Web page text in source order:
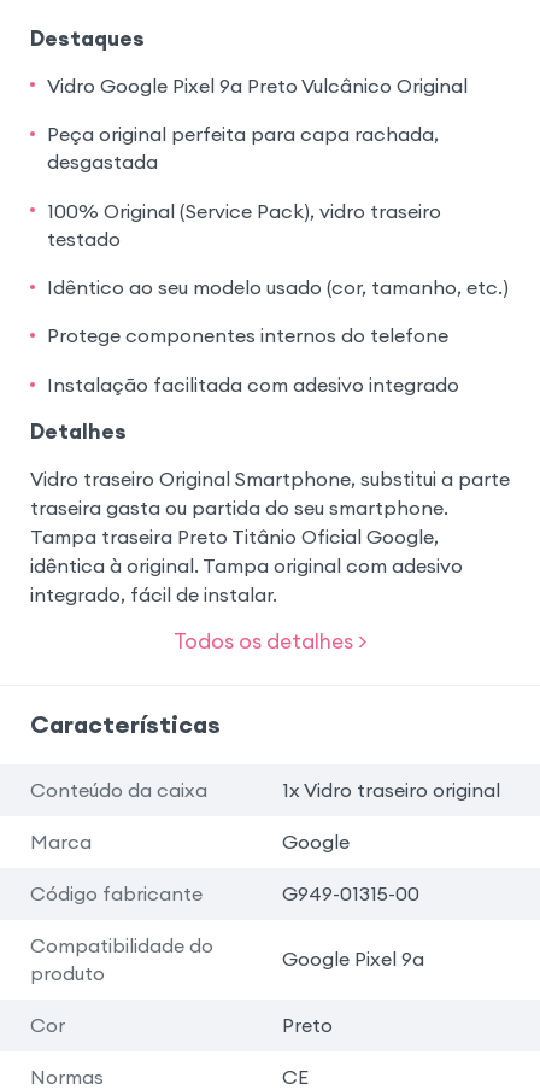
Destaques
Vidro Google Pixel 9a Preto Vulcânico Original
Peça original perfeita para capa rachada,
desgastada
100% Original (Service Pack), vidro traseiro
testado
Idêntico ao seu modelo usado (cor, tamanho, etc.)
Protege componentes internos do telefone
Instalação facilitada com adesivo integrado
Detalhes
Vidro traseiro Original Smartphone, substitui a parte
traseira gasta ou partida do seu smartphone.
Tampa traseira Preto Titânio Oficial Google,
idêntica à original. Tampa original com adesivo
integrado, fácil de instalar.
Todos os detalhes >
Características
Conteúdo da caixa 1x Vidro traseiro original
Marca Google
Código fabricante G949-01315-00
Compatibilidade do
produto
Google Pixel 9a
Cor Preto
Normas CE